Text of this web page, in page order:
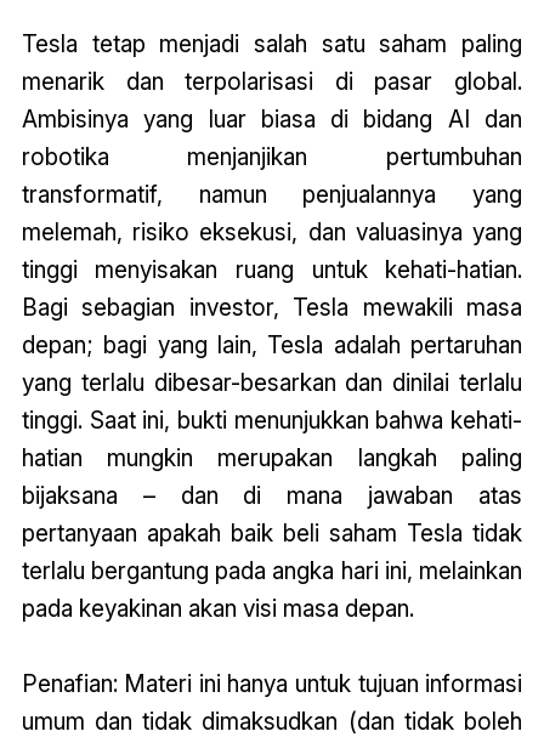
Tesla tetap menjadi salah satu saham paling
menarik dan terpolarisasi di pasar global.
Ambisinya yang luar biasa di bidang AI dan
robotika menjanjikan pertumbuhan
transformatif, namun penjualannya yang
melemah, risiko eksekusi, dan valuasinya yang
tinggi menyisakan ruang untuk kehati-hatian.
Bagi sebagian investor, Tesla mewakili masa
depan; bagi yang lain, Tesla adalah pertaruhan
yang terlalu dibesar-besarkan dan dinilai terlalu
tinggi. Saat ini, bukti menunjukkan bahwa kehati-
hatian mungkin merupakan langkah paling
bijaksana – dan di mana jawaban atas
pertanyaan apakah baik beli saham Teslatidak
terlalu bergantung pada angka hari ini, melainkan
pada keyakinan akan visi masa depan.
Penafian: Materi ini hanya untuk tujuan informasi
umum dan tidak dimaksudkan (dan tidak boleh